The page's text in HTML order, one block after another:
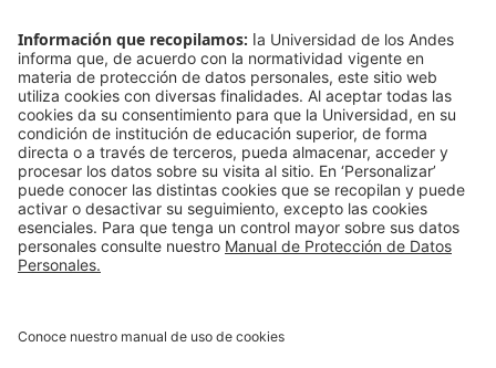
Preguntas frecuentes
Filantropía y donacionesarrow_outward
Mapa del sitio arrow_outward
Síguenos
LinkedIn
Instagram
Facebook
TikTok